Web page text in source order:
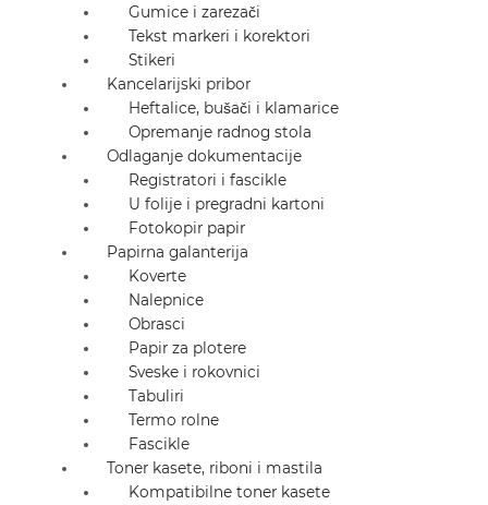
Gumice i zarezači
Tekst markeri i korektori
Stikeri
Kancelarijski pribor
Heftalice, bušači i klamarice
Opremanje radnog stola
Odlaganje dokumentacije
Registratori i fascikle
U folije i pregradni kartoni
Fotokopir papir
Papirna galanterija
Koverte
Nalepnice
Obrasci
Papir za plotere
Sveske i rokovnici
Tabuliri
Termo rolne
Fascikle
Toner kasete, riboni i mastila
Kompatibilne toner kasete